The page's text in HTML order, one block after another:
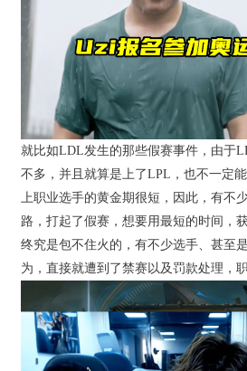
就比如LDL发生的那些假赛事件，由于
不多，并且就算是上了LPL，也不一定
上职业选手的黄金期很短，因此，有不
路，打起了假赛，想要用最短的时间，
终究是包不住火的，有不少选手、甚至
为，直接就遭到了禁赛以及罚款处理，